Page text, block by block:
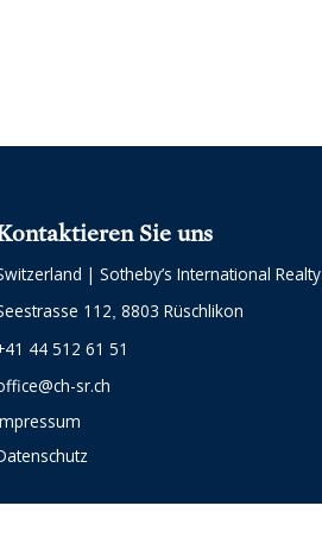
Sie uns
| Sotheby’s International Realty
112 8803 Rüschlikon
44 512 61 51
sr.ch